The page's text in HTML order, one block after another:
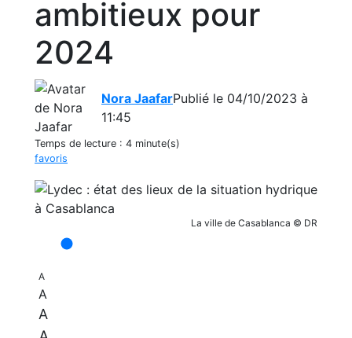
ambitieux pour
2024
Nora JaafarPublié le 04/10/2023 à
11:45
Temps de lecture : 4 minute(s)
favoris
La ville de Casablanca © DR
A
A
A